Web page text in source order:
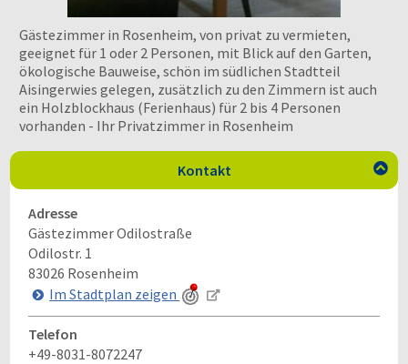
Gästezimmer in Rosenheim, von privat zu vermieten,
geeignet für 1 oder 2 Personen, mit Blick auf den Garten,
ökologische Bauweise, schön im südlichen Stadtteil
Aisingerwies gelegen, zusätzlich zu den Zimmern ist auch
ein Holzblockhaus (Ferienhaus) für 2 bis 4 Personen
vorhanden - Ihr Privatzimmer in Rosenheim
Kontakt 
Adresse
Gästezimmer Odilostraße
Odilostr. 1
83026 Rosenheim
Im Stadtplan zeigen
Telefon
+49-8031-8072247